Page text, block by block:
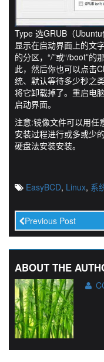
Type 选GRUB（
显示在启动界面上的文
的分区，“/”或“/boot”
此，然后你也可以点击
统、默认等待多少秒之
将它卸载掉了。重启电
启动界面。
注意:镜像文件可以用任
安装过程进行或多或少
硬盘法安装安装。
EasyBCD, Linux, 系
Previous Post
ABOUT THE